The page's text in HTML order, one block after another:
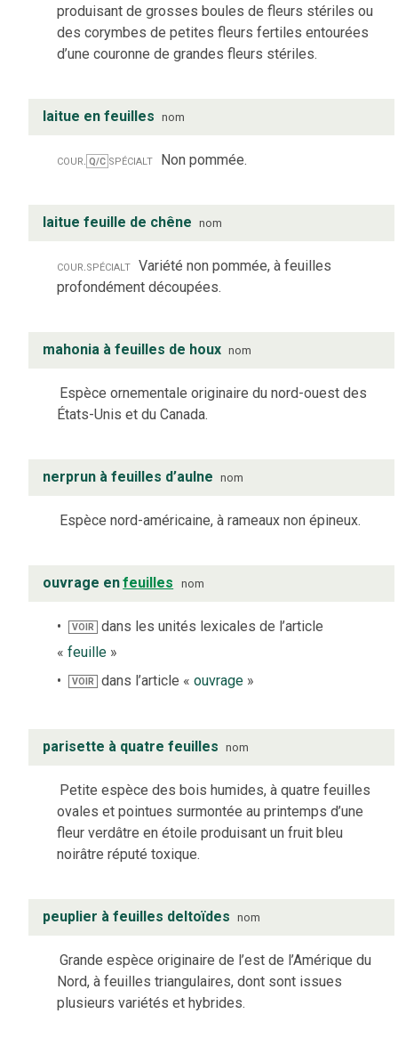
produisant de grosses boules de fleurs stériles ou
des corymbes de petites fleurs fertiles entourées
d’une couronne de grandes fleurs stériles.
laitue en feuilles nom
cour. Q/C spécialt Non pommée.
laitue feuille de chêne nom
cour.spécialt Variété non pommée, à feuilles
profondément découpées.
mahonia à feuilles de houx nom
Espèce ornementale originaire du nord-ouest des
États-Unis et du Canada.
nerprun à feuilles d’aulne nom
Espèce nord-américaine, à rameaux non épineux.
ouvrage enfeuilles nom
VOIR
dans les unités lexicales de l’article
« feuille »
VOIR dans l’article «ouvrage »
parisette à quatre feuilles nom
Petite espèce des bois humides, à quatre feuilles
ovales et pointues surmontée au printemps d’une
fleur verdâtre en étoile produisant un fruit bleu
noirâtre réputé toxique.
peuplier à feuilles deltoïdes nom
Grande espèce originaire de l’est de l’Amérique du
Nord, à feuilles triangulaires, dont sont issues
plusieurs variétés et hybrides.